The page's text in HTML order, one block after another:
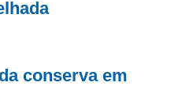
conserva em